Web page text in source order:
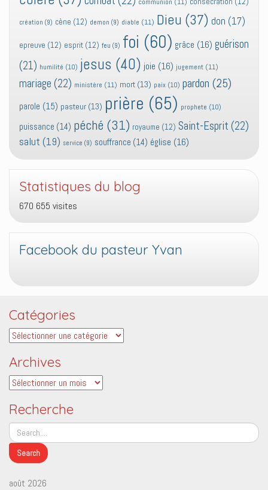
création (9) cène (12) demon (9) diable (11) Dieu (37) don (17)
epreuve (12) esprit (12) feu (9) foi (60) grâce (16) guérison
(21) humilité (10) jesus (40) joie (16) jugement (11)
mariage (22) ministère (11) mort (13) paix (10) pardon (25)
parole (15) pasteur (13) prière (65) prophete (10)
puissance (14) péché (31) royaume (12) Saint-Esprit (22)
salut (19) service (9) souffrance (14) église (16)
Statistiques du blog
670 655 visites
Facebook du pasteur Yvan
Catégories
Catégories
Archives
Archives
Recherche
août 2026